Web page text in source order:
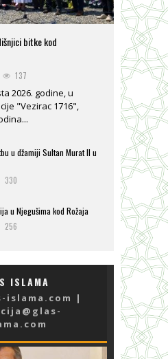
bitke kod
137
2026. godine, u
"Vezirac 1716",
u džamiji Sultan Murat II u
330
u Njegušima kod Rožaja
256
ISLAMA
islama.com |